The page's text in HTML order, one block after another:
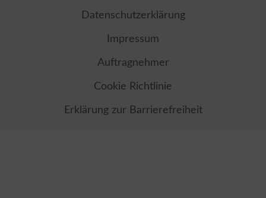
Datenschutzerklärung
Impressum
Auftragnehmer
Cookie Richtlinie
Erklärung zur Barrierefreiheit